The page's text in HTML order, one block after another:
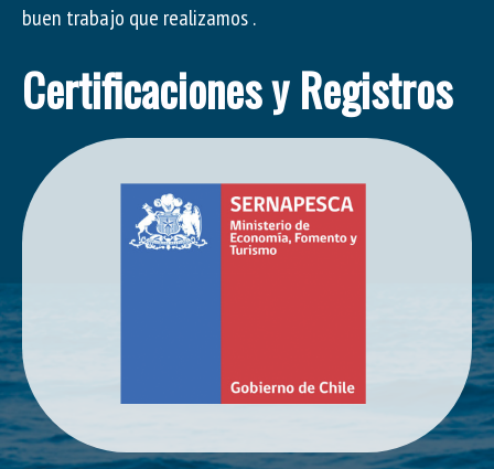
buen trabajo que realizamos .
Certificaciones y Registros